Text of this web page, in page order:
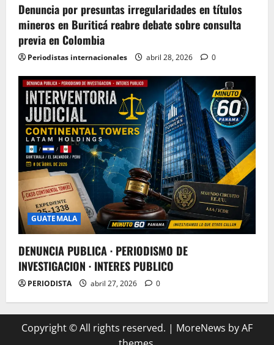
Denuncia por presuntas irregularidades en títulos
mineros en Buriticá reabre debate sobre consulta
previa en Colombia
Periodistas internacionales abril 28, 2026 0
GUATEMALA
DENUNCIA PUBLICA · PERIODISMO DE
INVESTIGACION · INTERES PUBLICO
PERIODISTA abril 27, 2026 0
Copyright © All rights reserved. | MoreNews by AF